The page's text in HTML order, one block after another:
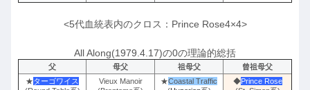
<5代血統表内のクロス：Prince Rose4×4>
All Along(1979.4.17)の0の理論的総括
父 母父 祖母父
曾祖母父
★ターゴワイス
Vieux Manoir
★Coastal Traffic
◆Prince Rose